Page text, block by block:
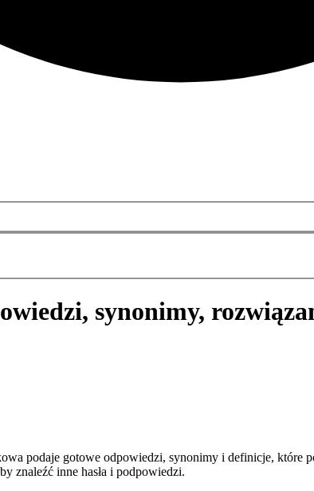
synonimy,
podaje gotowe odpowiedzi, synonimy i definicje,
znaleźć inne hasła i podpowiedzi.